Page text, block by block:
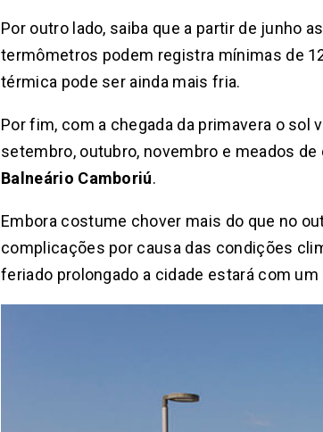
Por outro lado, saiba que a partir de junho
termômetros podem registra mínimas de
térmica pode ser ainda mais fria.
Por fim, com a chegada da primavera o
setembro, outubro, novembro e meados
Balneário Camboriú.
Embora costume chover mais do que no
complicações por causa das condições
feriado prolongado a cidade estará com